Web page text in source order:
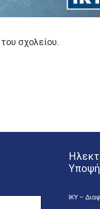
σχολείου.
ΙΚΥ –